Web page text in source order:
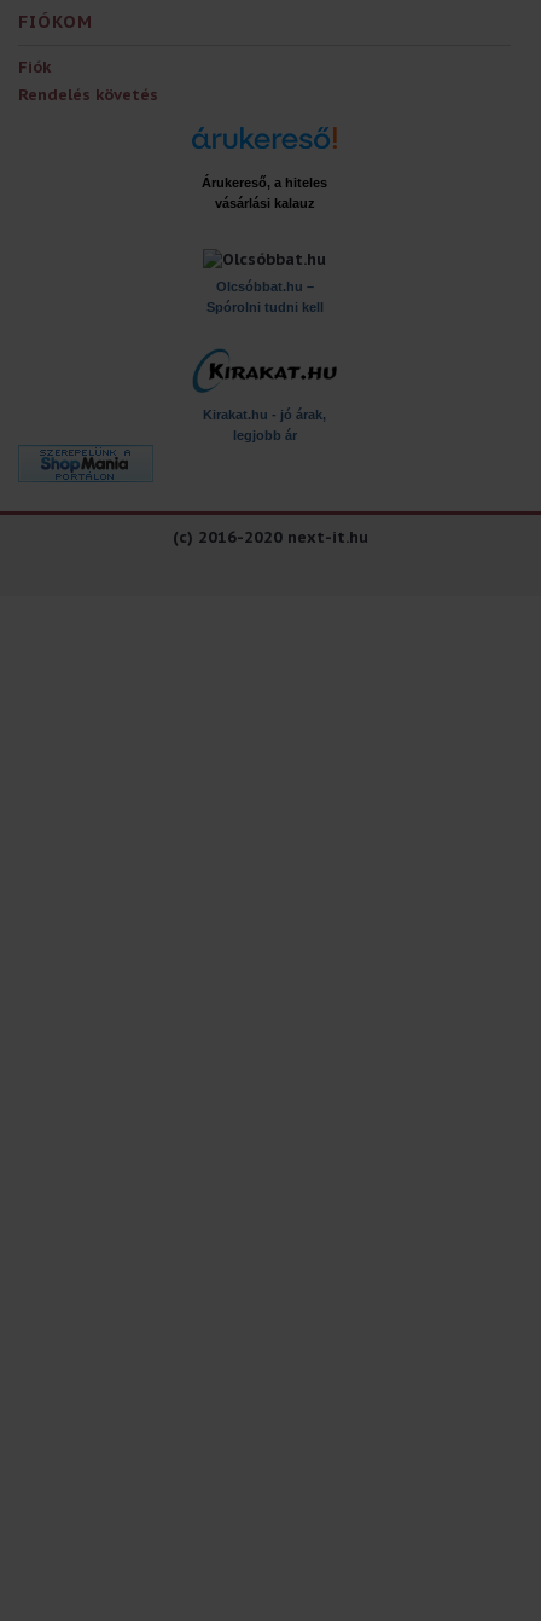
FIÓKOM
Fiók
Rendelés követés
Árukereső, a hiteles
vásárlási kalauz
Olcsóbbat.hu –
Spórolni tudni kell
Kirakat.hu - jó árak,
legjobb ár
(c) 2016-2020 next-it.hu